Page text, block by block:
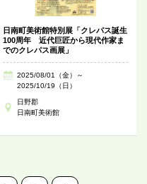
日南町美術館特別展「クレパス誕生
100周年 近代巨匠から現代作家ま
でのクレパス画展」
2025/08/01（金）～
2025/10/19（日）
日野郡
日南町美術館